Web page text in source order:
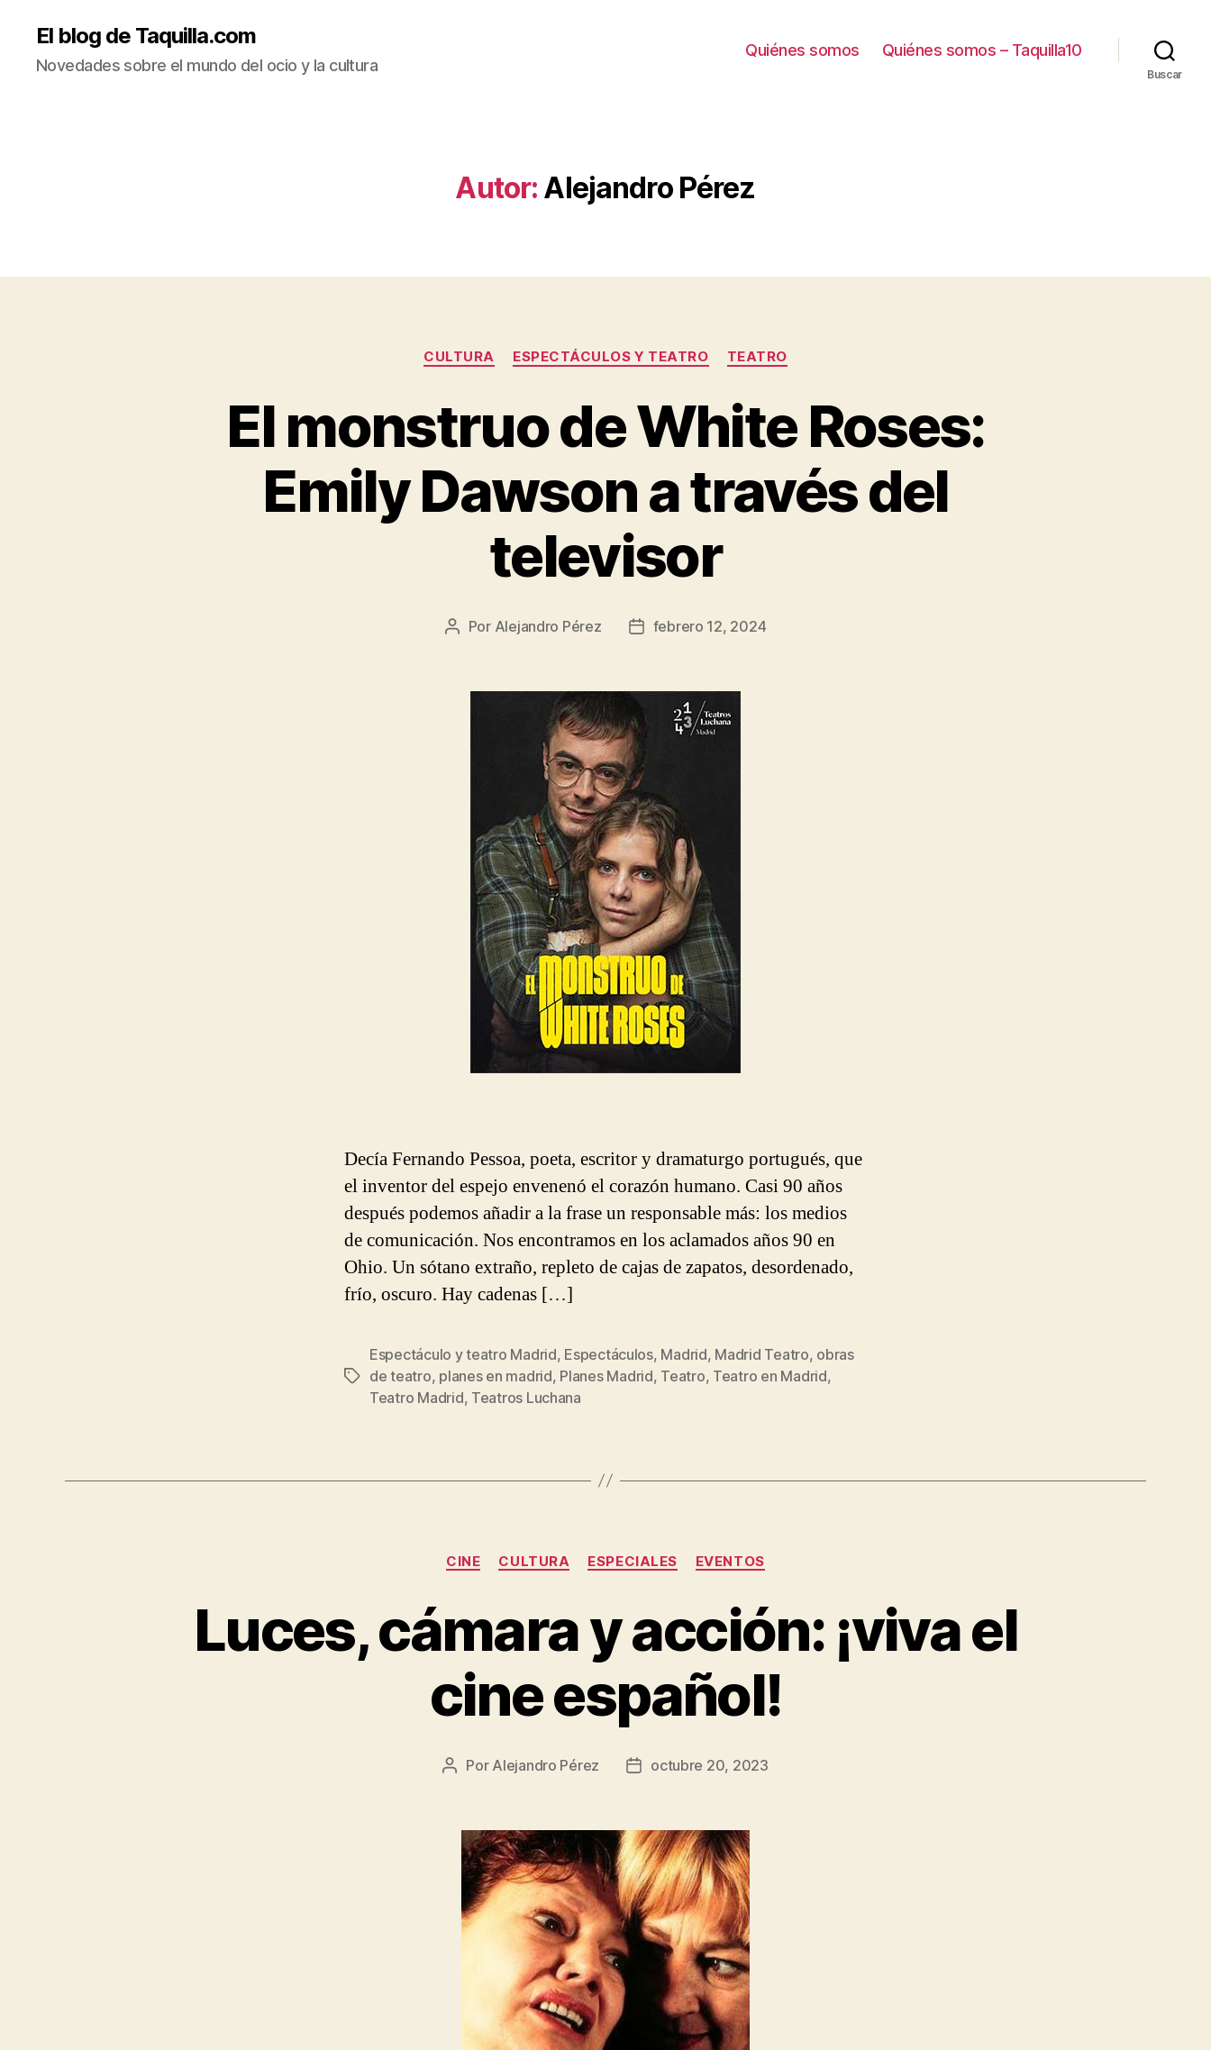
El blog de Taquilla.com
Novedades sobre el mundo del ocio y la cultura
Quiénes somos Quiénes somos – Taquilla10
Buscar
Autor: Alejandro Pérez
Categorías
CULTURA ESPECTÁCULOS Y TEATRO TEATRO
El monstruo de White Roses:
Emily Dawson a través del
televisor
Autor
entrada
Por Alejandro Pérez
Fecha
entrada
febrero 12, 2024
Decía Fernando Pessoa, poeta, escritor y dramaturgo portugués, que
el inventor del espejo envenenó el corazón humano. Casi 90 años
después podemos añadir a la frase un responsable más: los medios
de comunicación. Nos encontramos en los aclamados años 90 en
Ohio. Un sótano extraño, repleto de cajas de zapatos, desordenado,
frío, oscuro. Hay cadenas […]
Etiquetas
Espectáculo y teatro Madrid, Espectáculos, Madrid, Madrid Teatro, obras
de teatro, planes en madrid, Planes Madrid, Teatro, Teatro en Madrid,
Teatro Madrid, Teatros Luchana
Categorías
CINE CULTURA ESPECIALES EVENTOS
Luces, cámara y acción: ¡viva el
cine español!
Autor
entrada
Por Alejandro Pérez
Fecha
entrada
octubre 20, 2023